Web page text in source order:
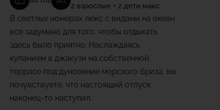
2 взрослые + 2 дети макс
В светлых номерах люкс с видами на океан
все задумано для того, чтобы отдыхать
здесь было приятно. Наслаждаясь
купанием в джакузи на собственной
террасе под дуновение морского бриза, вы
почувствуете, что настоящий отпуск
наконец-то наступил.